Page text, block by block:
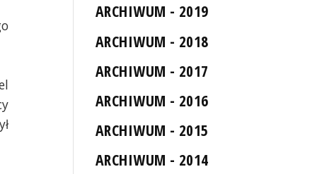
ARCHIWUM - 2019
ARCHIWUM - 2018
ARCHIWUM - 2017
ARCHIWUM - 2016
ARCHIWUM - 2015
ARCHIWUM - 2014